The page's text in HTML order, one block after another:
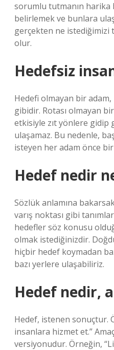
sorumlu tutmanın harika
belirlemek ve bunlara
gerçekten ne istediğimizi
olur.
Hedefsiz
Hedefi olmayan bir
gibidir. Rotası olmayan
etkisiyle zıt yönlere gidip
ulaşamaz. Bu nedenle,
isteyen her adam önce
Hedef nedir
Sözlük anlamına
varış noktası gibi
hedefler söz konusu
olmak istediğinizdir.
hiçbir hedef koymadan
bazı yerlere ulaşabiliriz.
Hedef nedir,
Hedef, istenen sonuçtur.
insanlara hizmet et.”
versiyonudur. Örneğin,